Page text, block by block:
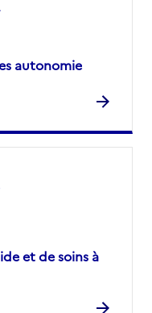
autonomie
et de soins à